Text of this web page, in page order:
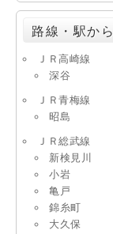
路線・駅か
ＪＲ高崎線
深谷
ＪＲ青梅線
昭島
ＪＲ総武線
新検見川
小岩
亀戸
錦糸町
大久保